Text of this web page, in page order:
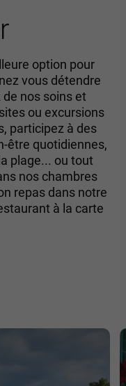
option pour
vous détendre
nos soins et
ou excursions
participez à des
être quotidiennes,
plage... ou tout
nos chambres
repas dans notre
à la carte